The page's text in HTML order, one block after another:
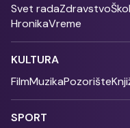
Svet radaZdravstvo
HronikaVreme
KULTURA
FilmMuzikaPozorište
SPORT